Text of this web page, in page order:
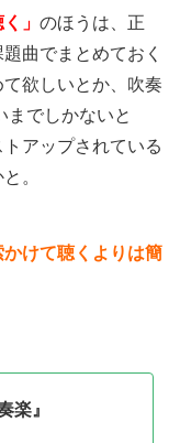
」 のほうは、正
曲でまとめておく
欲しいとか、吹奏
までしかないと
アップされている
。
けて聴くよりは簡
奏楽』